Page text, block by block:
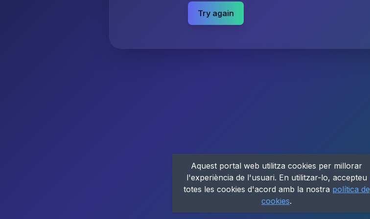
Try again
Aquest portal web utilitza cookies per millorar
l'experiència de l'usuari. En utilitzar-lo, accepteu
totes les cookies d'acord amb la nostra política de
cookies.